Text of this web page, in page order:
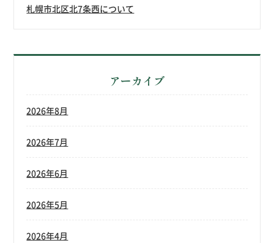
札幌市北区北7条西について
アーカイブ
2026年8月
2026年7月
2026年6月
2026年5月
2026年4月